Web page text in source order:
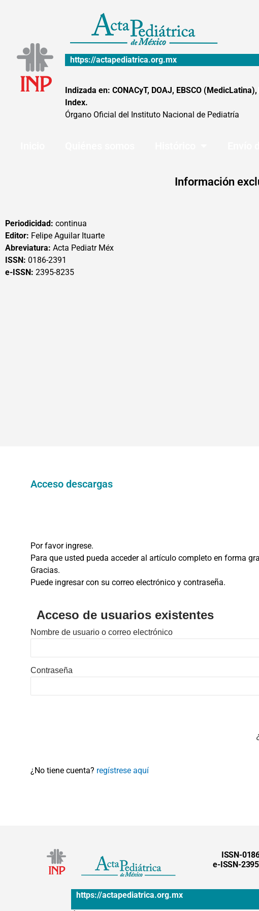
https://actapediatrica.org.mx
Indizada en: CONACyT, DOAJ, EBSCO
Index.
Órgano Oficial del Instituto Nacional de Pediatría
Información
Periodicidad: continua
Editor: Felipe Aguilar Ituarte
Abreviatura: Acta Pediatr Méx
ISSN: 0186-2391
e-ISSN: 2395-8235
Acceso descargas
Por favor ingrese.
Para que usted pueda acceder al artículo completo en forma
Gracias.
Puede ingresar con su correo electrónico y contraseña.
Acceso de usuarios existentes
Nombre de usuario o correo electrónico
Contraseña
¿No tiene cuenta? regístrese aquí
ISSN-
e-ISSN-
https://actapediatrica.org.mx